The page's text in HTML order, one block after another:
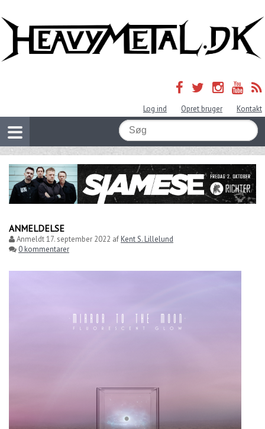
Log ind Opret bruger Kontakt
ANMELDELSE
Anmeldt17. september 2022 afKent S. Lillelund
0 kommentarer